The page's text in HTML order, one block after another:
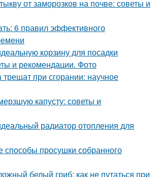
от заморозков на почве: советы и
6 правил эффективного
корзину для посадки
и рекомендации. Фото
при сгорании: научное
капусту: советы и
радиатор отопления для
просушки собранного
белый гриб: как не путаться при